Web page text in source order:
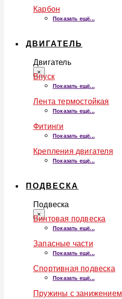
Карбон
Показать ещё...
ДВИГАТЕЛЬ
Двигатель
×
Впуск
Показать ещё...
Лента термостойкая
Показать ещё...
Фитинги
Показать ещё...
Крепления двигателя
Показать ещё...
ПОДВЕСКА
Подвеска
×
Винтовая подвеска
Показать ещё...
Запасные части
Показать ещё...
Спортивная подвеска
Показать ещё...
Пружины с занижением